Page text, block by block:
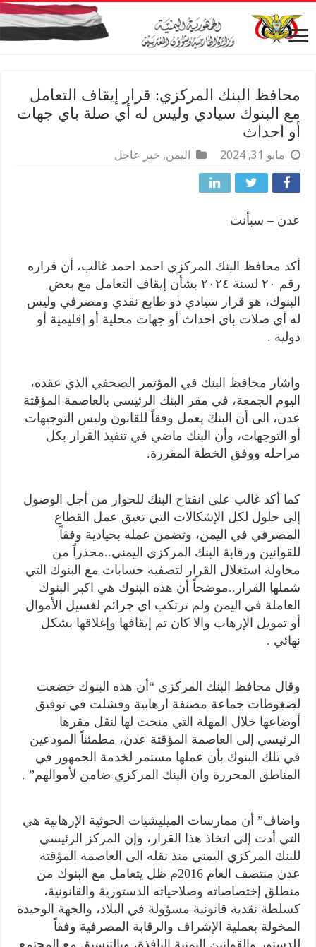
محافظ البنك المركزي: قرار إيقاف التعامل
مع البنوك سيادي وليس له أي صلة باي جهات
أو احداث
مايو 31, 2024 اليمن, خبر عاجل
عدن – سبأنت
أكد محافظ البنك المركزي احمد احمد غالب، أن قراره
رقم ٢٠ لسنة ٢٠٢٤ بشأن إيقاف التعامل مع بعض
البنوك، هو قرار سيادي ذو طابع نقدي ومصرفي وليس
له أي صلات باي احداث أو جهات محلية أو إقليمية أو
دولية .
واشار محافظ البنك في المؤتمر الصحفي الذي عقده،
اليوم الجمعة، في مقر البنك الرئيسي بالعاصمة المؤقتة
عدن، الى أن البنك يعمل وفقاً للقانون وليس التوجيهات
أو التوجهات، وأن البنك ماضي في تنفيذ القرار بكل
مراحله ووفق الخطة المقررة.
كما أكد غالب على انفتاح البنك للحوار من أجل الوصول
إلى حلول لكل الإشكالات التي تعيق عمل القطاع
المصرفي في اليمن، وتضمن عمله بحيادية وفقاً
للقوانين ورقابة البنك المركزي اليمني..محذراً من
محاولة استغلال القرار لتصفية حسابات مع البنوك التي
شملها القرار..موضحاً أن هذه البنوك هي اكبر البنوك
العاملة في اليمن ولم ترتكب اي جرائم لغسيل الأموال
أو تمويل الإرهاب والا كان تم إيقافها وإغلاقها بشكل
نهائي .
وقال محافظ البنك المركزي “أن هذه البنوك خضعت
لضغوطات جماعة مصنفة ارهابية وفشلت في توفيق
أوضاعها خلال المهلة التي منحت لها لنقل مقرها
الرئيسي إلى العاصمة المؤقتة عدن، مطمئناً المودعين
في تلك البنوك بأن عملها مستمر لخدمة الجمهور في
المناطق المحررة وان البنك المركزي ضامن لأموالهم” .
واضاف” أن ممارسات الميليشيات الحوثية الإرهابية هي
التي أدت إلى اتخاذ هذا القرار، وإن المركز الرئيسي
للبنك المركزي اليمني منذ نقله الى العاصمة المؤقتة
عدن منتصف العام 2016م ظل يتعامل مع البنوك من
منطلق إختصاصاته وصلاحياته الدستورية والقانونية،
كسلطة نقدية قانونية مسؤولة في البلاد، والجهة الوحيدة
المخولة بعملية الإشراف والرقابة المصرفية وفقاً
للدستور والقوانين اليمنية النافذة، وبالتنسيق مع المجتمع